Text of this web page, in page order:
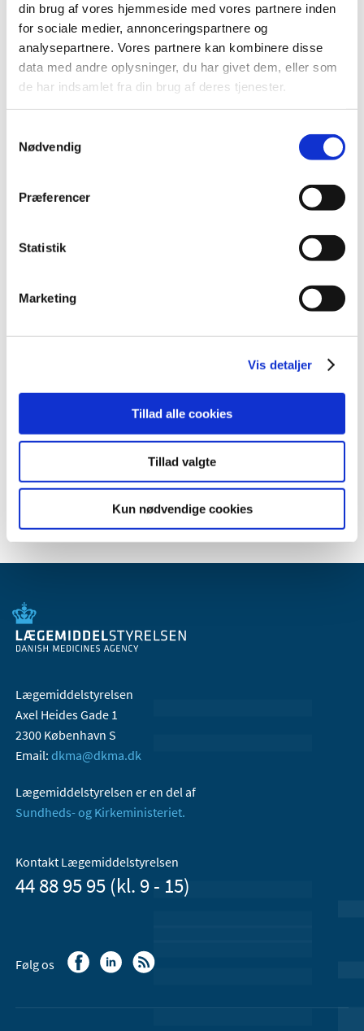
din brug af vores hjemmeside med vores partnere inden
for sociale medier, annonceringspartnere og
analysepartnere. Vores partnere kan kombinere disse
data med andre oplysninger, du har givet dem, eller som
de har indsamlet fra din brug af deres tjenester.
Nødvendig
Præferencer
Statistik
Marketing
Vis detaljer
Tillad alle cookies
Tillad valgte
Kun nødvendige cookies
Samtaler med forfremmelseskonsulenterne forventes at
blive afholdt i uge 11 i Lægemiddelstyrelsen.
Rekvirering af oplysninger vedr. Ballerup Apotek nr. 225
Økonomiske oplysninger og øvrige oplysninger om
Ballerup Apotek kan rekvireres ved henvendelse til
44778240/29253596
Maaløv Apotek (frivillig filial)
Hedegårdens Apotek (frivillig filial)
Smørum Apotek (frivillig filial)
Meddelelsen om den ledige bevilling sker i henhold til §
lovbekendtgørelse nr. 703 af 26. maj 2023.
Emner
Ledige apoteker
Lægemiddelstyrelsen
Axel Heides Gade 1
2300 København S
Email: dkma@dkma.dk
Lægemiddelstyrelsen er en del af
Sundheds- og Kirkeministeriet.
Kontakt Lægemiddelstyrelsen
44 88 95 95 (kl. 9 - 15)
Følg os